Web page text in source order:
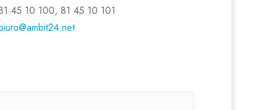
45 10 100, 81 45 10 101